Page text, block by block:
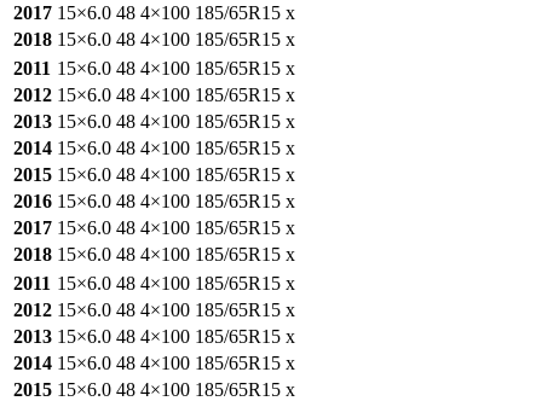
2017 15×6.0 48 4×100 185/65R15 x
2018 15×6.0 48 4×100 185/65R15 x
2011 15×6.0 48 4×100 185/65R15 x
2012 15×6.0 48 4×100 185/65R15 x
2013 15×6.0 48 4×100 185/65R15 x
2014 15×6.0 48 4×100 185/65R15 x
2015 15×6.0 48 4×100 185/65R15 x
2016 15×6.0 48 4×100 185/65R15 x
2017 15×6.0 48 4×100 185/65R15 x
2018 15×6.0 48 4×100 185/65R15 x
2011 15×6.0 48 4×100 185/65R15 x
2012 15×6.0 48 4×100 185/65R15 x
2013 15×6.0 48 4×100 185/65R15 x
2014 15×6.0 48 4×100 185/65R15 x
2015 15×6.0 48 4×100 185/65R15 x